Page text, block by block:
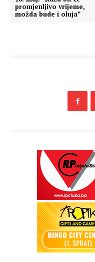
promjenljivo vrijeme,
možda bude i oluja”